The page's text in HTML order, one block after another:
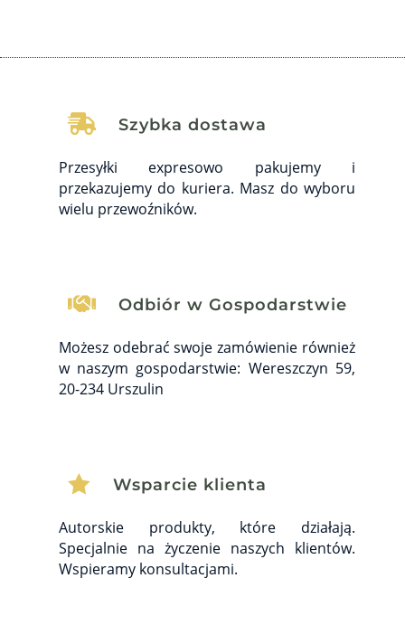
 Szybka dostawa
Przesyłki expresowo pakujemy i
przekazujemy do kuriera. Masz do wyboru
wielu przewoźników.
 Odbiór w Gospodarstwie
Możesz odebrać swoje zamówienie również
w naszym gospodarstwie: Wereszczyn 59,
20-234 Urszulin
 Wsparcie klienta
Autorskie produkty, które działają.
Specjalnie na życzenie naszych klientów.
Wspieramy konsultacjami.